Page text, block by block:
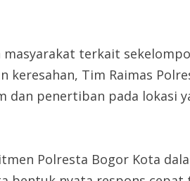
terkait
Tim Raimas
dan penertiban pada lokasi
Polresta Bogor Kota